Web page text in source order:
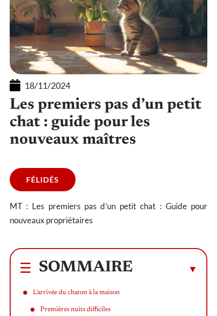
18/11/2024
Les premiers pas d’un petit
chat : guide pour les
nouveaux maîtres
FÉLIDÉS
MT : Les premiers pas d’un petit chat : Guide pour
nouveaux propriétaires
SOMMAIRE
L’arrivée du chaton à la maison
Premières nuits difficiles